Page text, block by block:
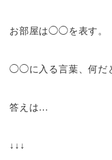
お部屋は◯◯を表す。
◯◯に入る言葉、何だ
答えは…
↓↓↓